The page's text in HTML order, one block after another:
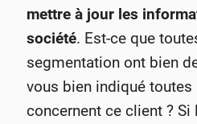
mettre à jour les
société. Est-ce que
segmentation ont bien
vous bien indiqué
concernent ce client ? Si